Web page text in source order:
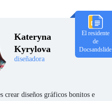
Kateryna
Kyrylova
diseñadora
El residente
de
Docsandslide
crear diseños gráficos bonitos e